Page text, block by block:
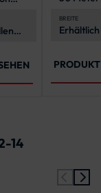
BREITE
Erhältlich
14